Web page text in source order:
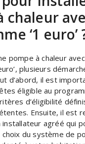
chaleur
‘1 euro’
pompe à chaleur
plusieurs
d’abord, il est
éligible au
d’éligibilité
Ensuite, il est
agréé qui
du système de